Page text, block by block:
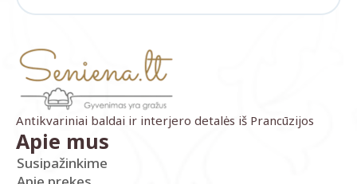
Antikvariniai baldai ir interjero detalės iš Prancūzijos
Apie mus
Susipažinkime